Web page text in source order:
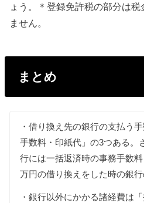
ょう。＊登録免許税の部分は
ません。
まとめ
・借り換え先の銀行の支払う
手数料・印紙代」の3つある。
行には一括返済時の事務手数
万円の借り換えをした時の銀
・銀行以外にかかる諸経費は